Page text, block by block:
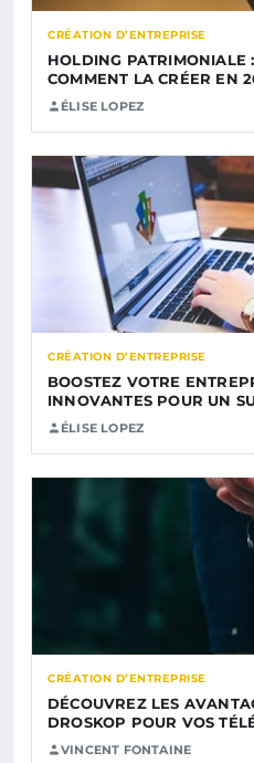
CRÉATION D’ENTREPRISE
HOLDING PATRIMONIALE
COMMENT LA CRÉER EN
ÉLISE LOPEZ
CRÉATION D’ENTREPRISE
BOOSTEZ VOTRE
INNOVANTES POUR UN
ÉLISE LOPEZ
CRÉATION D’ENTREPRISE
DÉCOUVREZ LES
DROSKOP POUR VOS
VINCENT FONTAINE